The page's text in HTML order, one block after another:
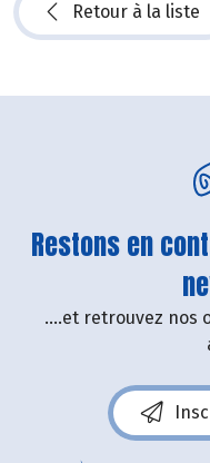
Retour à la liste
Restons en
....et retrouvez nos